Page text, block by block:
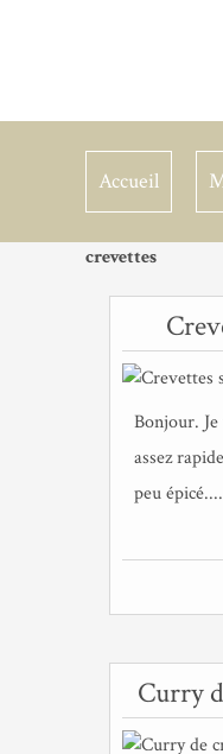
Accueil
crevettes
Bonjour.
assez
peu
Curry